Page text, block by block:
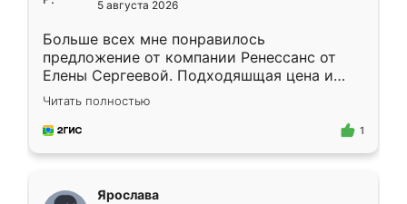
5 августа 2026
Больше всех мне понравилось
предложение от компании Ренессанс от
Елены Сергеевой. Подходяшщая цена и
короткие сроки изготовления. Приехавший
для замера сотрудник Владислав
предложил по моему эскизу самый
Читать полностью
1
Ярослава